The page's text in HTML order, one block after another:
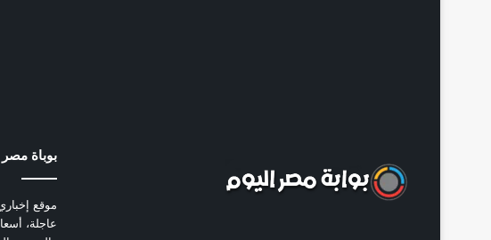
بوباة مصر
موقع
عاجلة،